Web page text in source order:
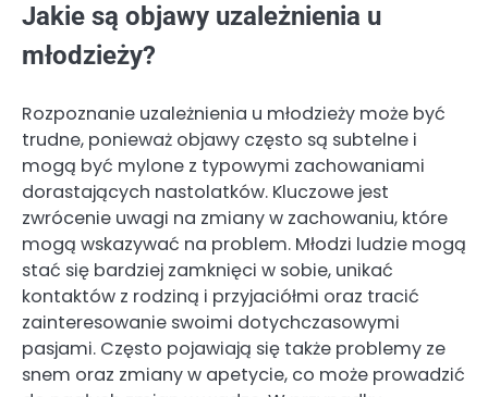
Jakie są objawy uzależnienia u
młodzieży?
Rozpoznanie uzależnienia u młodzieży może być
trudne, ponieważ objawy często są subtelne i
mogą być mylone z typowymi zachowaniami
dorastających nastolatków. Kluczowe jest
zwrócenie uwagi na zmiany w zachowaniu, które
mogą wskazywać na problem. Młodzi ludzie mogą
stać się bardziej zamknięci w sobie, unikać
kontaktów z rodziną i przyjaciółmi oraz tracić
zainteresowanie swoimi dotychczasowymi
pasjami. Często pojawiają się także problemy ze
snem oraz zmiany w apetycie, co może prowadzić